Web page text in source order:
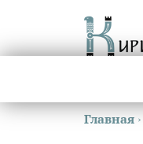
Главная ›